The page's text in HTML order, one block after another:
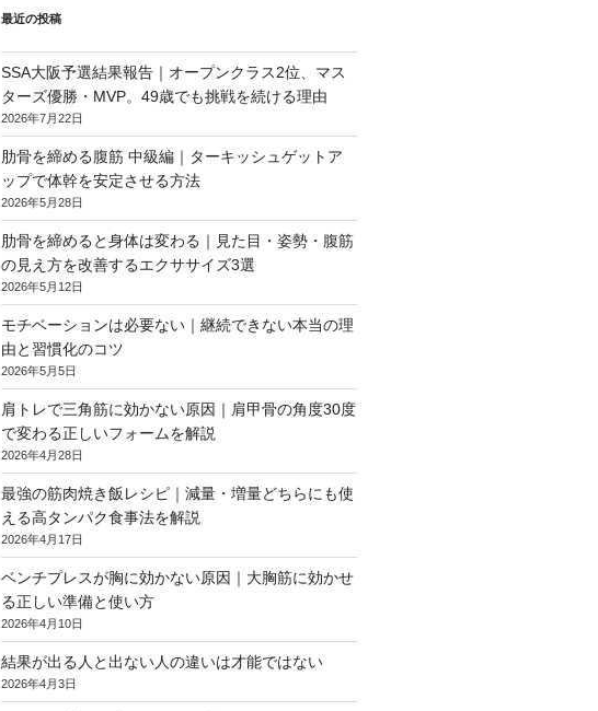
最近の投稿
SSA大阪予選結果報告｜オープンクラス2位、マス
ターズ優勝・MVP。49歳でも挑戦を続ける理由
2026年7月22日
肋骨を締める腹筋 中級編｜ターキッシュゲットア
ップで体幹を安定させる方法
2026年5月28日
肋骨を締めると身体は変わる｜見た目・姿勢・腹筋
の見え方を改善するエクササイズ3選
2026年5月12日
モチベーションは必要ない｜継続できない本当の理
由と習慣化のコツ
2026年5月5日
肩トレで三角筋に効かない原因｜肩甲骨の角度30度
で変わる正しいフォームを解説
2026年4月28日
最強の筋肉焼き飯レシピ｜減量・増量どちらにも使
える高タンパク食事法を解説
2026年4月17日
ベンチプレスが胸に効かない原因｜大胸筋に効かせ
る正しい準備と使い方
2026年4月10日
結果が出る人と出ない人の違いは才能ではない
2026年4月3日